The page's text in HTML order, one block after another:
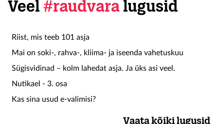
Veel #raudvara lugusid
Riist, mis teeb 101 asja
Mai on soki-, rahva-, kliima- ja iseenda vahetuskuu
Sügisvidinad – kolm lahedat asja. Ja üks asi veel.
Nutikael - 3. osa
Kas sina usud e-valimisi?
Vaata kõiki lugusid